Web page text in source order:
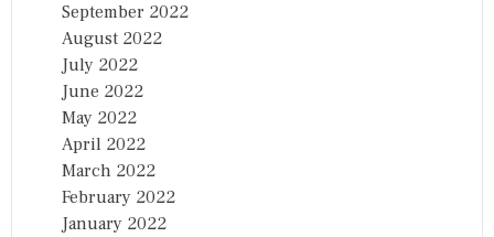
September 2022
August 2022
July 2022
June 2022
May 2022
April 2022
March 2022
February 2022
January 2022